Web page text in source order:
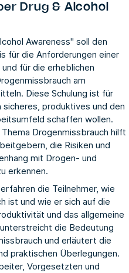
Drug & Alcohol
Awareness" soll den
für die Anforderungen einer
für die erheblichen
am
Diese Schulung ist für
sicheres, produktives und den
schaffen wollen.
Drogenmissbrauch hilft
die Risiken und
mit Drogen- und
erkennen.
die Teilnehmer, wie
ist und wie er sich auf die
und das allgemeine
die Bedeutung
und erläutert die
praktischen Überlegungen.
Vorgesetzten und